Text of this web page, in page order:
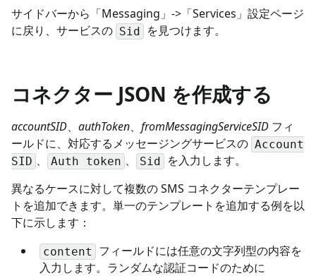
サイドバーから「Messaging」->「Services」設定ページ
に戻り、サービスの Sid を見つけます。
コネクター JSON を作成する
accountSID、 authToken、 fromMessagingServiceSID フィ
ールドに、対応するメッセージングサービスの Account
SID 、 Auth token 、 Sid
を入力します。
異なるケースに対して複数の SMS コネクターテンプレー
トを追加できます。単一のテンプレートを追加する例を以
下に示します：
content
フィールドには任意の文字列型の内容を
入力します。ランダムな認証コードのために